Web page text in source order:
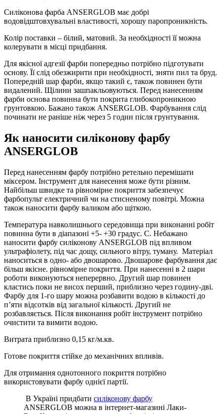
Силіконова фарба ANSERGLOB має добрі
водовідштовхувальні властивості, хорошу паропроникність.
Колір поставки – білий, матовий. За необхідності її можна
колерувати в місці придбання.
Для якісної адгезії фарби попередньо потрібно підготувати
основу. Її слід обезжирити при необхідності, зняти пил та бруд.
Попередній шар фарби, якщо такий є, також повинен бути
видалений. Щілини зашпакльовуються. Перед нанесенням
фарби основа повинна бути покрита глибокопроникною
грунтовкою. Бажано також ANSERGLOB. Фарбування слід
починати не раніше ніж через 5 годин після грунтування.
Як наносити силіконову фарбу
ANSERGLOB
Перед нанесенням фарбу потрібно ретельно перемішати
міксером. Інструмент для нанесення може бути різним.
Найбільш швидке та рівномірне покриття забезпечує
фарбопульт електричний чи на стисненому повітрі. Можна
також наносити фарбу валиком або щіткою.
Температура навколишнього середовища при виконанні робіт
повинна бути в діапазоні +5- +30 градус. С. Небажано
наносити фарбу силіконову ANSERGLOB під впливом
ультрафіолету, під час дощу, сильного вітру, туману. Матеріал
наноситься в одно- або двошарово. Двошарове фарбування дає
більш якісне. рівномірне покриття. При нанесенні в 2 шари
роботи виконуються неперервно. Другий шар повинен
кластись поки не висох перший, приблизно через годину-дві.
Фарбу для 1-го шару можна розбавити водою в кількості до
п’яти відсотків від загальної кількості. Другий не
розбавляється. Після виконання робіт інструмент потрібно
очистити та вимити водою.
Витрата приблизно 0,15 кг/м.кв.
Готове покриття стійке до механічних впливів.
Для отримання однотонного покриття потрібно
використовувати фарбу однієї партії.
В Україні придбати силіконову фарбу
ANSERGLOB можна в інтернет-магазині Лаки-